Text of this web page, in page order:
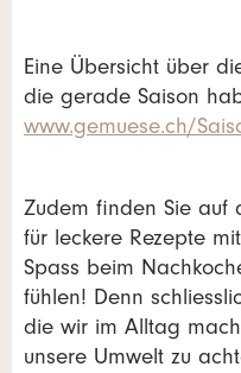
Eine Übersicht über
die gerade Saison
www.gemuese.ch/
Zudem finden Sie auf
für leckere Rezepte
Spass beim
fühlen! Denn
die wir im Alltag
unsere Umwelt zu